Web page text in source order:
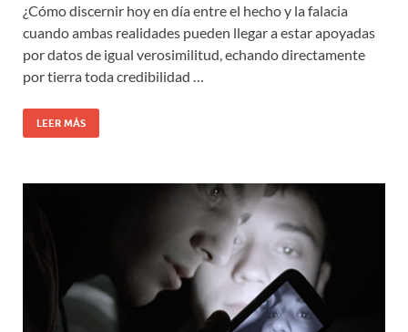
¿Cómo discernir hoy en día entre el hecho y la falacia
cuando ambas realidades pueden llegar a estar apoyadas
por datos de igual verosimilitud, echando directamente
por tierra toda credibilidad …
LEER MÁS